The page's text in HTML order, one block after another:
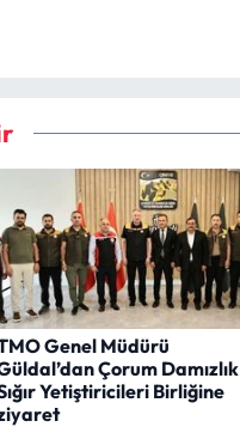
Genel Müdürü
Çorum Damızlık
Yetiştiricileri Birliğine